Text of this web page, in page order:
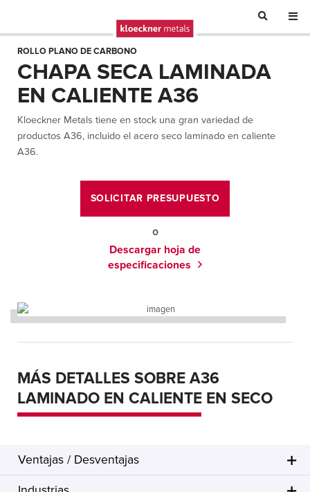
ROLLO PLANO DE CARBONO
CHAPA SECA LAMINADA
EN CALIENTE A36
Kloeckner Metals tiene en stock una gran variedad de
productos A36, incluido el acero seco laminado en caliente
A36.
SOLICITAR PRESUPUESTO
o
Descargar hoja de
especificaciones
MÁS DETALLES SOBRE A36
LAMINADO EN CALIENTE EN SECO
Ventajas / Desventajas